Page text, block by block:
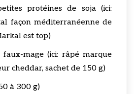
protéines de soja (ici:
façon méditerranéenne de
est top)
mage (ici: râpé marque
cheddar, sachet de 150 g)
à 300 g)